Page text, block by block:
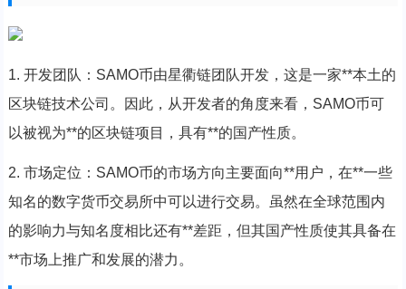
1. 开发团队：SAMO币由星衢链团队开发，这是一家**本土的
区块链技术公司。因此，从开发者的角度来看，SAMO币可
以被视为**的区块链项目，具有**的国产性质。
2. 市场定位：SAMO币的市场方向主要面向**用户，在**一些
知名的数字货币交易所中可以进行交易。虽然在全球范围内
的影响力与知名度相比还有**差距，但其国产性质使其具备在
**市场上推广和发展的潜力。